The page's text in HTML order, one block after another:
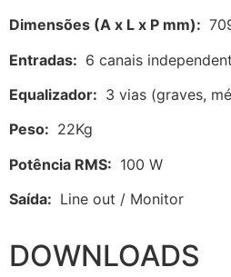
Dimensões (A x L x P mm):
Entradas: 6 canais
Equalizador: 3 vias (graves,
Peso: 22Kg
Potência RMS: 100 W
Saída: Line out / Monitor
DOWNLOADS